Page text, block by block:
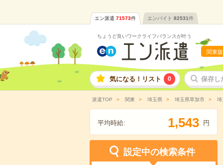
エン派遣 71573件 エンバイト 82531件
ちょうど良いワークライフバランスが叶う
関東版
気になる！リスト 0 保存し
派遣TOP 関東 埼玉県 埼玉県草加市 埼
平均時給: 1,543 円
設定中の検索条件